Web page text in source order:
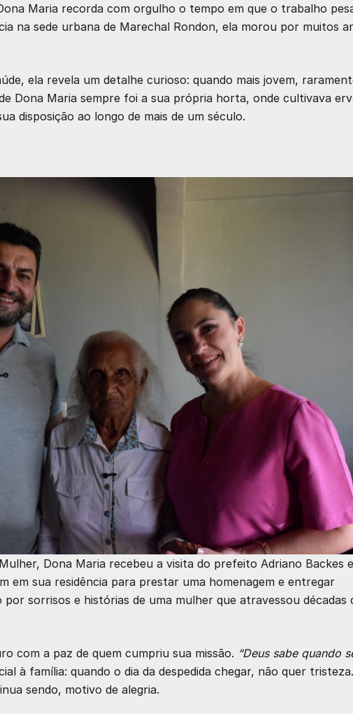
Maria recorda com orgulho o tempo em que o trabalho
na sede urbana de Marechal Rondon, ela morou por muitos
ela revela um detalhe curioso: quando mais jovem,
Dona Maria sempre foi a sua própria horta, onde cultivava
disposição ao longo de mais de um século.
Dona Maria recebeu a visita do prefeito Adriano Backes
em sua residência para prestar uma homenagem e entregar
sorrisos e histórias de uma mulher que atravessou décadas
com a paz de quem cumpriu sua missão. “Deus sabe quando
à família: quando o dia da despedida chegar, não quer tristeza.
sendo, motivo de alegria.